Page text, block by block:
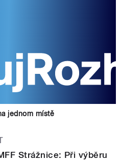
jednom místě
Strážnice: Při výběru